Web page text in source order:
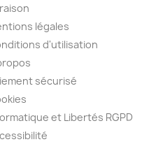
légales
d'utilisation
sécurisé
et Libertés RGPD